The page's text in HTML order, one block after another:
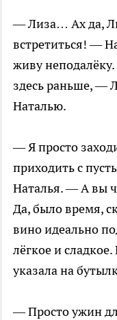
— Лиза… Ах да,
встретиться! —
живу
здесь раньше, —
Наталью.
— Я просто
приходить с
Наталья. — А вы
Да, было время,
вино идеально
лёгкое и
указала на
— Просто ужин